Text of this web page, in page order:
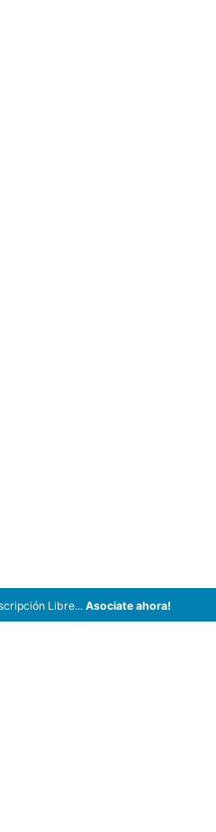
Libre... Asociate ahora!